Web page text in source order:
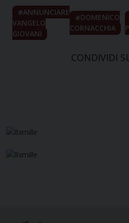
ANNUNCIARE
VANGELO
GIOVANI
DOMENICO
CORNACCHIA
CONDIVIDI